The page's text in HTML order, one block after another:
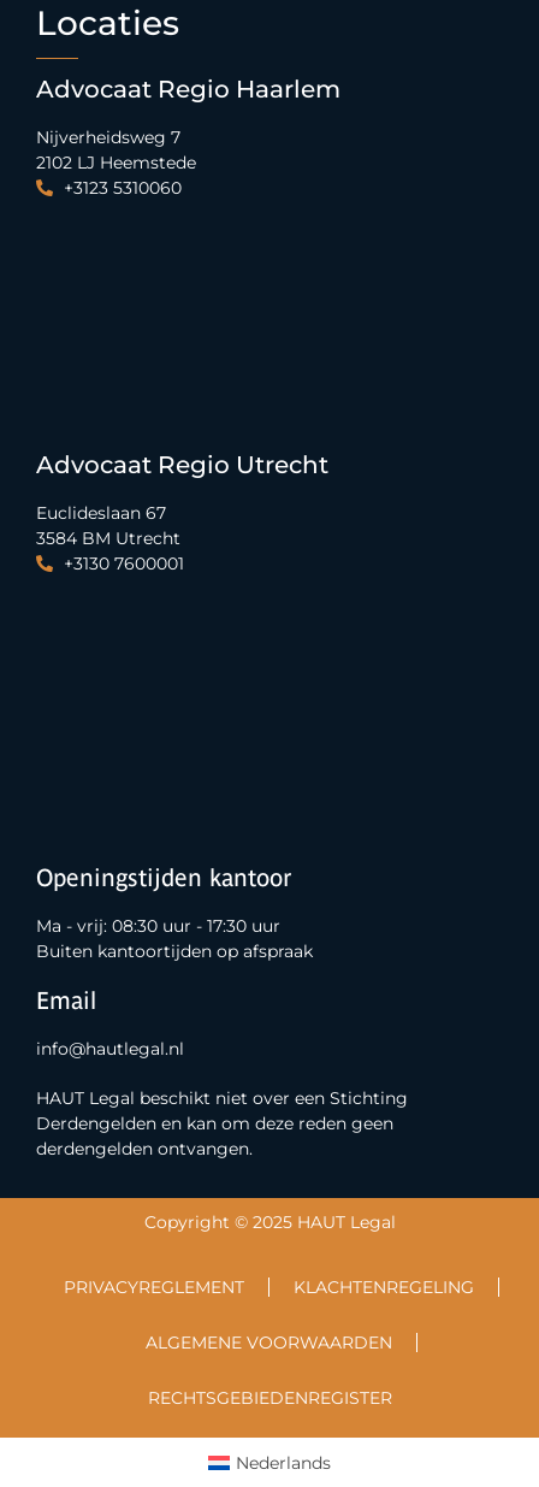
Locaties
Advocaat Regio Haarlem
Nijverheidsweg 7
2102 LJ Heemstede
+3123 5310060
Advocaat Regio Utrecht
Euclideslaan 67
3584 BM Utrecht
+3130 7600001
Openingstijden kantoor
Ma - vrij: 08:30 uur - 17:30 uur
Buiten kantoortijden op afspraak
Email
info@hautlegal.nl
HAUT Legal beschikt niet over een Stichting
Derdengelden en kan om deze reden geen
derdengelden ontvangen.
Copyright © 2025 HAUT Legal
PRIVACYREGLEMENT KLACHTENREGELING
ALGEMENE VOORWAARDEN
RECHTSGEBIEDENREGISTER
Nederlands